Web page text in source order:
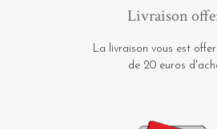
Livraison
La livraison vous est
de 20 euros